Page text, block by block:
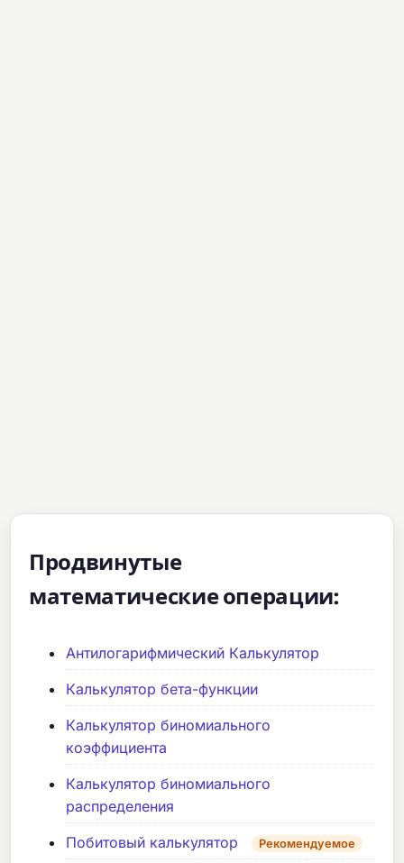
Продвинутые
математические операции:
Антилогарифмический Калькулятор
Калькулятор бета-функции
Калькулятор биномиального
коэффициента
Калькулятор биномиального
распределения
Побитовый калькулятор
Рекомендуемое